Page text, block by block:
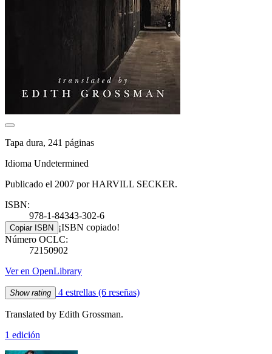
Tapa dura, 241 páginas
Idioma Undetermined
Publicado el 2007 por HARVILL SECKER.
ISBN:
978-1-84343-302-6
Copiar ISBN ¡ISBN copiado!
Número OCLC:
72150902
Ver en OpenLibrary
Show rating 4 estrellas (6 reseñas)
Translated by Edith Grossman.
1 edición